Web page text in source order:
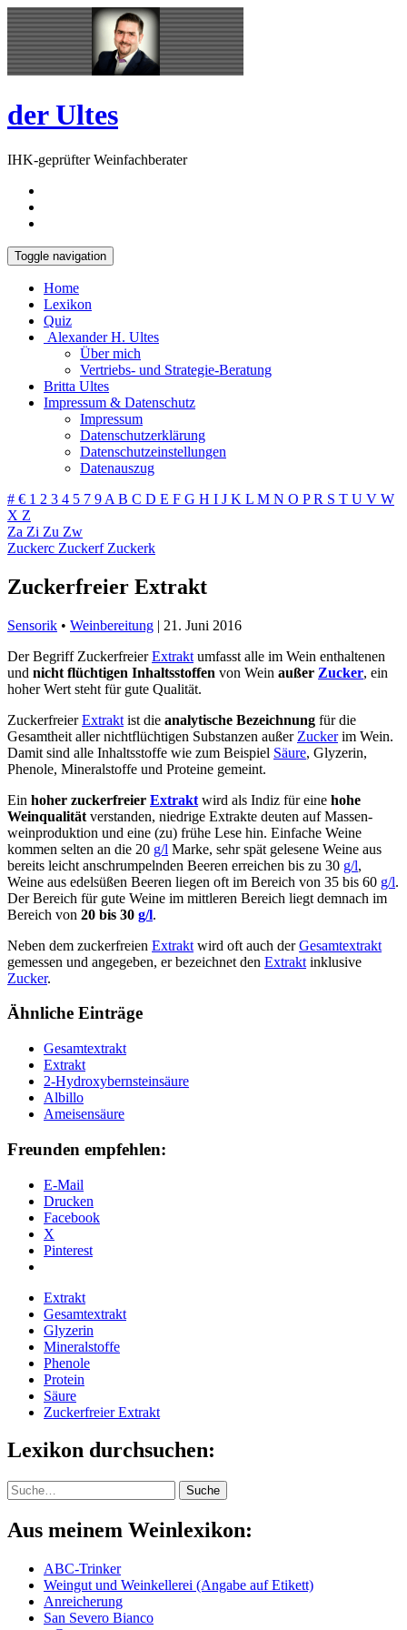
Skip
to
content
Open
Sidebar
der Ultes
IHK-geprüfter Weinfachberater
Toggle navigation
Home
Lexikon
Quiz
Alexander H. Ultes
Über mich
Vertriebs- und Strategie-Beratung
Britta Ultes
Impressum & Datenschutz
Impressum
Datenschutzerklärung
Datenschutzeinstellungen
Datenauszug
# € 1 2 3 4 5 7 9 A B C D E F G H I J K L M N O PR S T U V W
X Z
Za Zi Zu Zw
Zuckerc Zuckerf Zuckerk
Zuckerfreier Extrakt
Sensorik • Weinbereitung | 21. Juni 2016
Der Begriff ZuckerfreierExtrakt umfasst alle im Wein enthaltenen
und nicht flüchtigen Inhaltsstoffen von Wein außer Zucker, ein
hoher Wert steht für gute Qualität.
ZuckerfreierExtrakt ist die ana­ly­ti­sche Bezeich­nung für die
Gesamt­heit aller nicht­flüch­tigen Sub­stan­zen außer Zuckerim Wein.
Damit sind alle Inhaltsstoffe wie zum Beispiel Säure, Glyzerin,
Phenole, Mineralstoffe und Proteine gemeint.
Ein hoher zuckerfreier Extrakt wird als Indiz für eine hohe
Wein­qua­li­tät verstanden, nied­rige Extrakte deuten auf Mas­sen­
weinproduktion und eine (zu) frühe Lese hin. Einfache Weine
kommen selten an die 20 g/l Marke, sehr spät gelesene Weine aus
bereits leicht anschrumpelnden Beeren erreichen bis zu 30 g/l,
Weine aus edelsüßen Beeren liegen oft im Bereich von 35 bis 60 g/l.
Der Bereich für gute Weine im mittleren Bereich liegt demnach im
Bereich von 20 bis 30 g/l.
Neben dem zuckerfreien Extrakt wird oft auch derGesam­tex­trakt
gemessen und angegeben, er bezeichnet den Extrakt inklusive
Zucker.
Ähnliche Einträge
Gesam­tex­trakt
Extrakt
2-Hydroxybernsteinsäure
Albillo
Ameisensäure
Freunden empfehlen:
E-Mail
Drucken
Facebook
X
Pinterest
Extrakt
Gesam­tex­trakt
Glyzerin
Mineralstoffe
Phenole
Protein
Säure
Zuckerfreier Extrakt
Lexikon durchsuchen:
Suche Suche
Aus meinem Weinlexikon:
ABC-Trinker
Weingut und Weinkellerei (Angabe auf Etikett)
Anreicherung
San Severo Bianco